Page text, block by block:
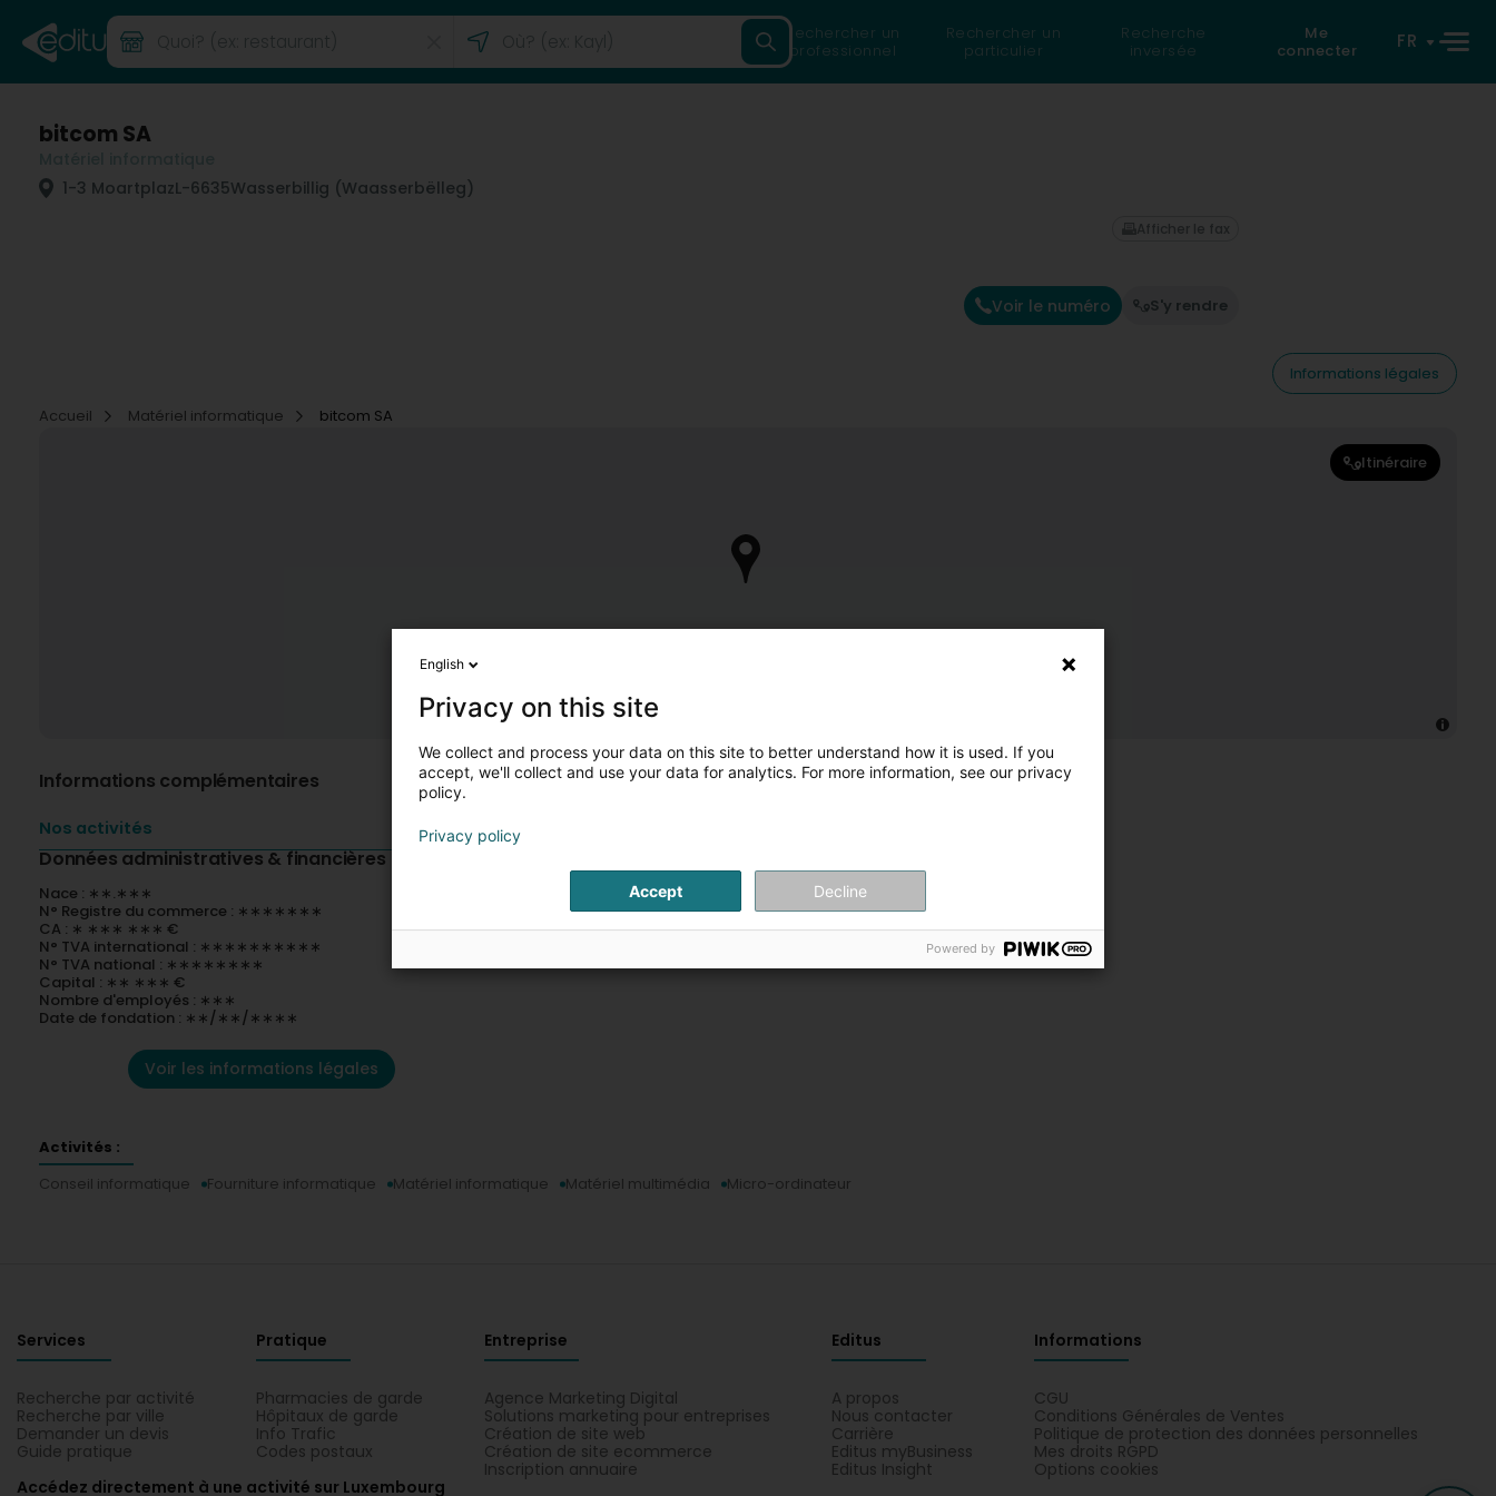
Rechercher un
professionnel
Rechercher un
particulier
Recherche
inversée
Me
connecter
FR
bitcom SA
1-3 MoartplazL-6635Wasserbillig (Waasserbëlleg)
Voir le numéro S'y rendre
Afficher le fax
Informations légales
Accueil
Matériel informatique bitcom SA
Itinéraire
Informations complémentaires
Nos activités
Données administratives & financières
Nace : ∗∗.∗∗∗
N° Registre du commerce : ∗∗∗∗∗∗∗
CA : ∗ ∗∗∗ ∗∗∗ €
N° TVA international : ∗∗∗∗∗∗∗∗∗∗
N° TVA national : ∗∗∗∗∗∗∗∗
Capital : ∗∗ ∗∗∗ €
Nombre d'employés : ∗∗∗
Date de fondation : ∗∗/∗∗/∗∗∗∗
Voir les informations légales
Activités :
Conseil informatique
Fourniture informatique Matériel informatique Matériel multimédia Micro-ordinateur
Services
Recherche par activité
Recherche par ville
Demander un devis
Guide pratique
Pratique
Pharmacies de garde
Hôpitaux de garde
Info Trafic
Codes postaux
Entreprise
Agence Marketing Digital
Solutions marketing pour entreprises
Création de site web
Création de site ecommerce
Inscription annuaire
Editus
A propos
Nous contacter
Carrière
Editus myBusiness
Editus Insight
Informations
CGU
Conditions Générales de Ventes
Politique de protection des données personnelles
Mes droits RGPD
Options cookies
Accédez directement à une activité sur Luxembourg
English
Privacy on this site
We collect and process your data on this site to better understand how it is used. If you
accept, we'll collect and use your data for analytics. For more information, see our privacy
policy.
Privacy policy
Accept Decline
Powered by